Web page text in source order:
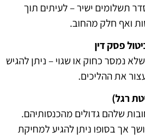
תשלומים ישיר – לעיתים תוך
ואף חלק מהחוב.
פסק דין
נמסר כחוק או שגוי – ניתן להגיש
את ההליכים.
רגל)
שלהם גדולים מהכנסותיהם.
אך בסופו ניתן להגיע למחיקת